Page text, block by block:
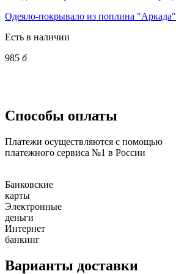
Одеяло-покрывало из поплина "Аркада"
Есть в наличии
985 б
Способы оплаты
Платежи осуществляются с помощью
платежного сервиса №1 в России
Банковские
карты
Электронные
деньги
Интернет
банкинг
Варианты доставки